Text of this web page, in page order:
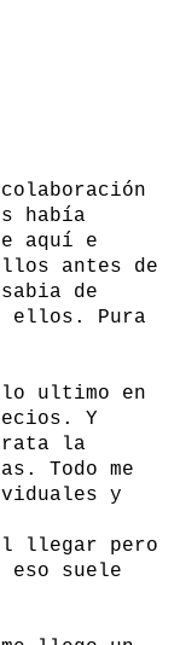
había
aquí e
antes de
de
ellos. Pura
ultimo en
Y
la
Todo me
y
el llegar pero
eso suele